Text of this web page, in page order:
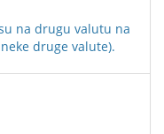
na drugu valutu na
druge valute).